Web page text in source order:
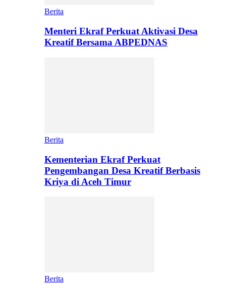
Berita
Menteri Ekraf Perkuat Aktivasi Desa
Kreatif Bersama ABPEDNAS
Berita
Kementerian Ekraf Perkuat
Pengembangan Desa Kreatif Berbasis
Kriya di Aceh Timur
Berita